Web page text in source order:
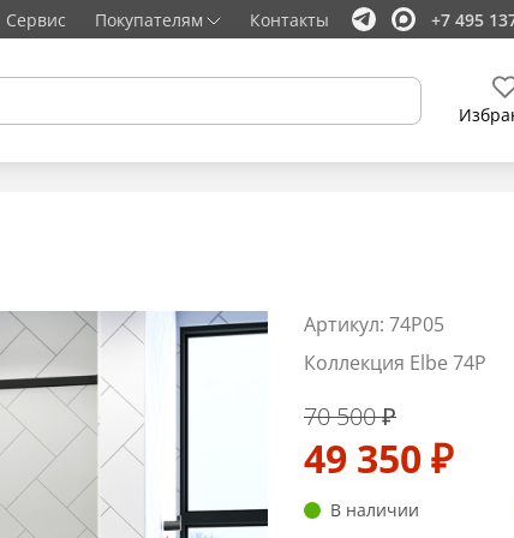
Сервис Покупателям Контакты +7 495
Артикул: 74P05
Коллекция Elbe 74P
70 500 ₽
49 350 ₽
В наличии